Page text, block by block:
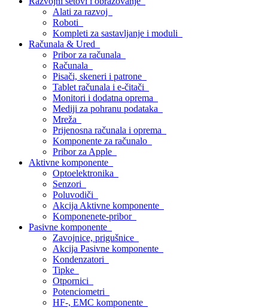
Alati za razvoj
Roboti
Kompleti za sastavljanje i moduli
Računala & Ured
Pribor za računala
Računala
Pisači, skeneri i patrone
Tablet računala i e-čitači
Monitori i dodatna oprema
Mediji za pohranu podataka
Mreža
Prijenosna računala i oprema
Komponente za računalo
Pribor za Apple
Aktivne komponente
Optoelektronika
Senzori
Poluvodiči
Akcija Aktivne komponente
Komponenete-pribor
Pasivne komponente
Zavojnice, prigušnice
Akcija Pasivne komponente
Kondenzatori
Tipke
Otpornici
Potenciometri
HF-, EMC komponente